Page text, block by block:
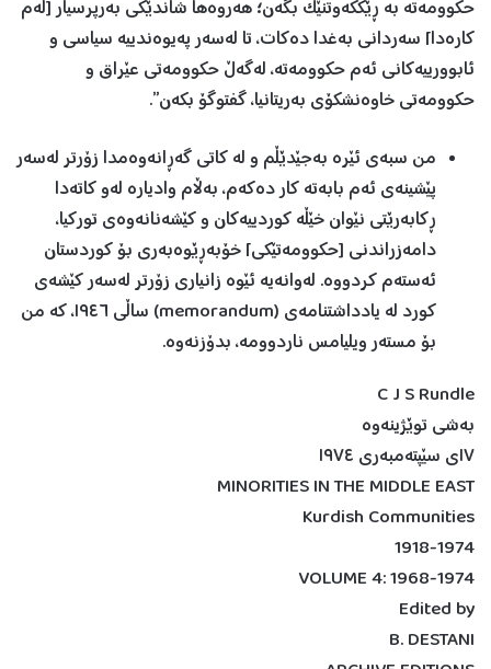
حکوومەتە بە ڕێککەوتنێک بگەن؛ هەروەها شاندێکی بەرپرسیار [لەم
کارەدا] سەردانی بەغدا دەکات، تا لەسەر پەیوەندییە سیاسی و
ئابوورییەکانی ئەم حکوومەتە، لەگەڵ حکوومەتی عێراق و
حکوومەتی خاوەنشکۆی بەریتانیا، گفتوگۆ بکەن”.
من سبەی ئێرە بەجێدێڵم و لە کاتی گەڕانەوەمدا زۆرتر لەسەر
پێشینەی ئەم بابەتە کار دەکەم، بەڵام وادیارە لەو کاتەدا
ڕکابەرێتی نێوان خێڵە کوردییەکان و کێشەنانەوەی تورکیا،
دامەزراندنی [حکوومەتێکی] خۆبەڕێوەبەری بۆ کوردستان
ئەستەم کردووە. لەوانەیە ئێوە زانیاری زۆرتر لەسەر کێشەی
کورد لە یادداشتنامەی (memorandum) ساڵی ١٩٤٦، کە من
بۆ مستەر ویلیامس ناردوومە، بدۆزنەوە.
C J S Rundle
بەشی توێژینەوە
١٧ی سێپتەمبەری ١٩٧٤
MINORITIES IN THE MIDDLE EAST
Kurdish Communities
1918-1974
VOLUME 4: 1968-1974
Edited by
B. DESTANI